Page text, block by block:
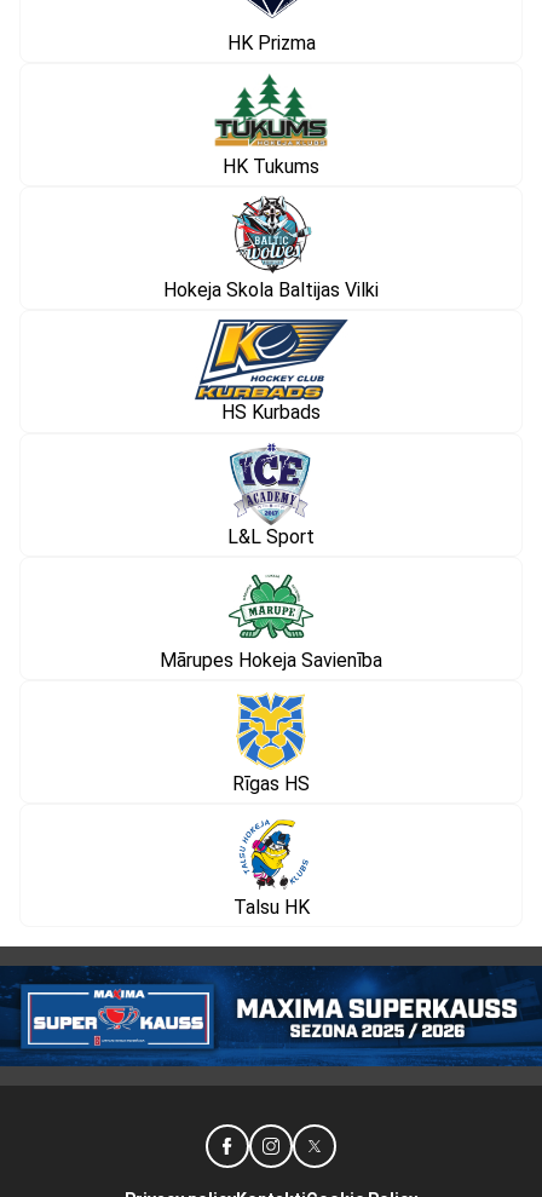
HK Prizma
HK Tukums
Hokeja Skola Baltijas Vilki
HS Kurbads
L&L Sport
Mārupes Hokeja Savienība
Rīgas HS
Talsu HK